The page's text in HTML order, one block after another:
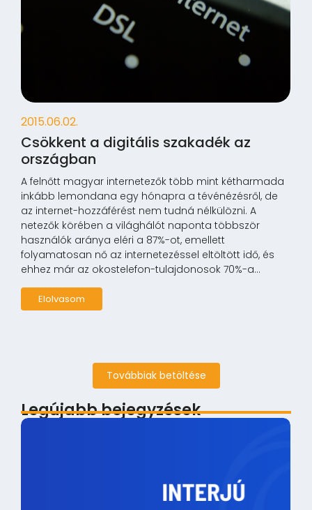
2015.06.02.
Csökkent a digitális szakadék az
országban
A felnőtt magyar internetezők több mint kétharmada
inkább lemondana egy hónapra a tévénézésről, de
az internet-hozzáférést nem tudná nélkülözni. A
netezők körében a világhálót naponta többször
használók aránya eléri a 87%-ot, emellett
folyamatosan nő az internetezéssel eltöltött idő, és
ehhez már az okostelefon-tulajdonosok 70%-a...
Elolvasom
Továbbiak betöltése
Legújabb bejegyzések